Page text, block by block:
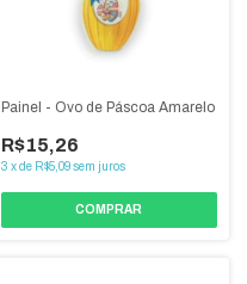
Painel - Ovo de Páscoa Amarelo
R$15,26
3 xde R$5,09 sem juros